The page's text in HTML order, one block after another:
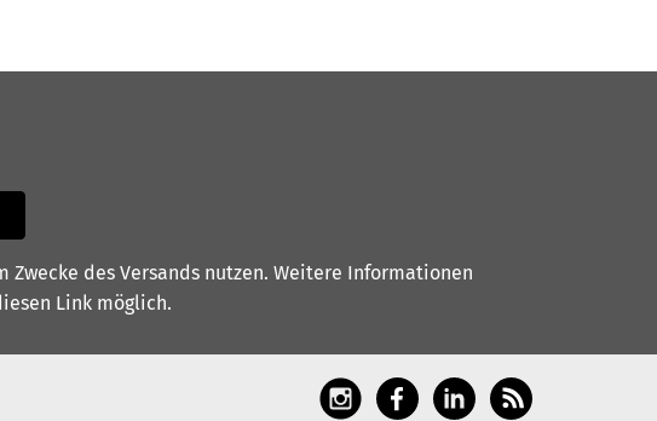
des Versands nutzen. Weitere Informationen
Link möglich.